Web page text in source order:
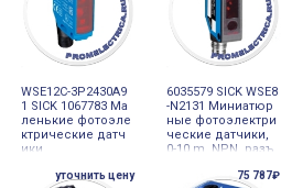
WSE12C-3P2430A9
1 SICK 1067783 Ма
ленькие фотоэле
ктрические датч
ики
6035579 SICK WSE8
-N2131 Миниатюр
ные фотоэлектри
ческие датчики,
0-10 m, NPN, разъ
уточнить цену 75 787₽